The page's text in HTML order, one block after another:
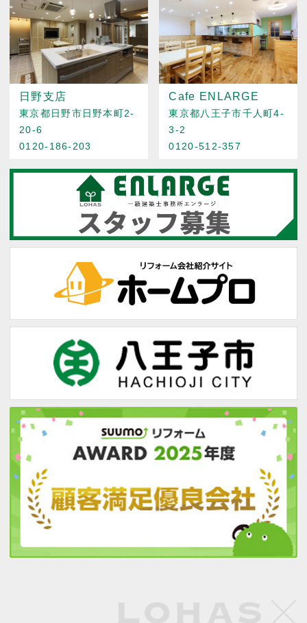
日野支店
東京都日野市日野本町2-
20-6
0120-186-203
Cafe ENLARGE
東京都八王子市千人町4-
3-2
0120-512-357